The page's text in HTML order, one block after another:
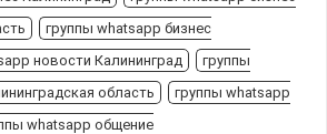
группы whatsapp бизнес
новости Калининград
группы
область
группы whatsapp
whatsapp общение